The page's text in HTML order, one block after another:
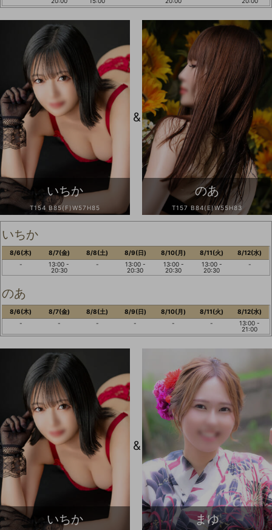
いちか
T154 B85(F)W57H85
&
のあ
T157 B84(E)W55H83
いちか
8/6(木)
-
8/7(金)
13:00 -
20:30
8/8(土)
-
8/9(日)
13:00 -
20:30
8/10(月)
13:00 -
20:30
8/11(火)
13:00 -
20:30
8/12(水)
-
のあ
8/6(木)
-
8/7(金)
-
8/8(土)
-
8/9(日)
-
8/10(月)
-
8/11(火)
-
8/12(水)
13:00 -
21:00
いちか
&
まゆ